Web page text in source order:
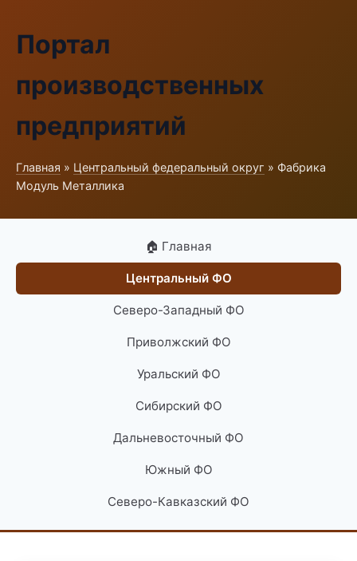
Портал
производственных
предприятий
Главная » Центральный федеральный округ » Фабрика
Модуль Металлика
🏠 Главная
Центральный ФО
Северо-Западный ФО
Приволжский ФО
Уральский ФО
Сибирский ФО
Дальневосточный ФО
Южный ФО
Северо-Кавказский ФО